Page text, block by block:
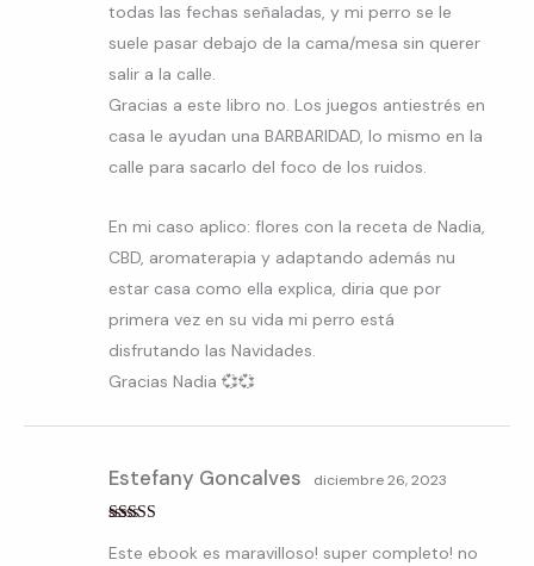
todas las fechas señaladas, y mi perro se le
suele pasar debajo de la cama/mesa sin querer
salir a la calle.
Gracias a este libro no. Los juegos antiestrés en
casa le ayudan una BARBARIDAD, lo mismo en la
calle para sacarlo del foco de los ruidos.
En mi caso aplico: flores con la receta de Nadia,
CBD, aromaterapia y adaptando además nu
estar casa como ella explica, diria que por
primera vez en su vida mi perro está
disfrutando las Navidades.
Gracias Nadia 💞💞
5de 5
Estefany Goncalves diciembre 26, 2023
Este ebook es maravilloso! super completo! no